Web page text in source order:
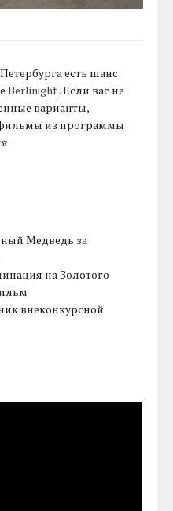
есть шанс
Berlinight . Если вас не
варианты,
из программы
Медведь за
на Золотого
внеконкурсной